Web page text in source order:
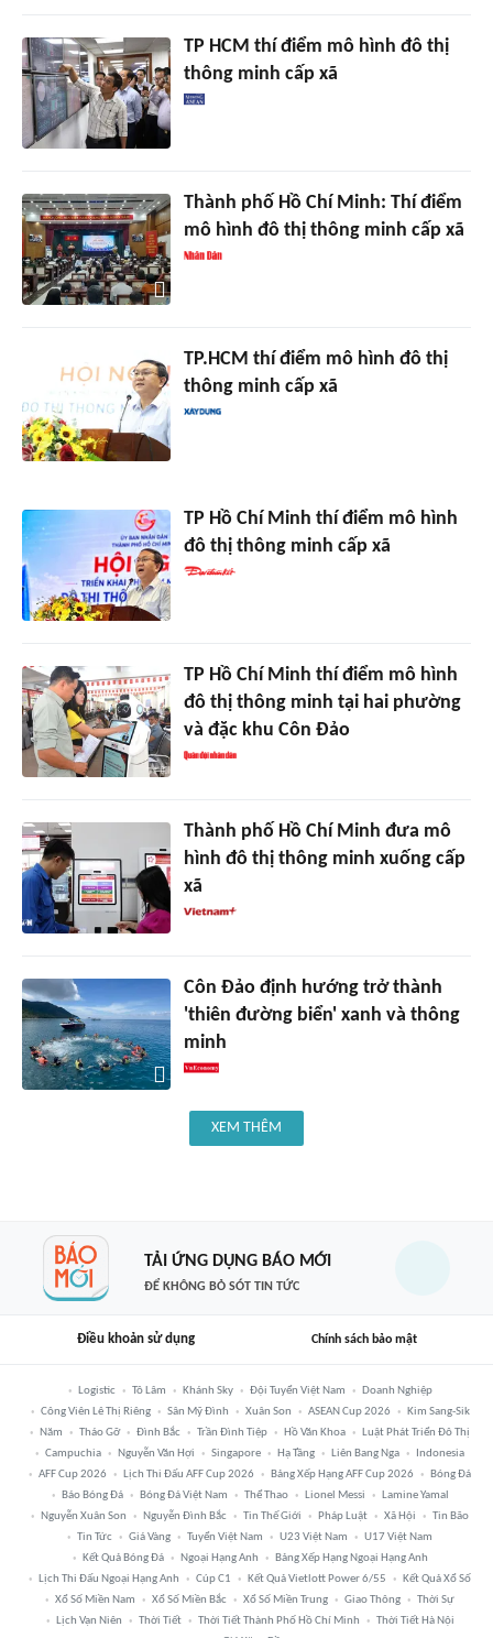
TP HCM thí điểm mô hình đô thị
thông minh cấp xã
Thành phố Hồ Chí Minh: Thí điểm
mô hình đô thị thông minh cấp xã
TP.HCM thí điểm mô hình đô thị
thông minh cấp xã
TP Hồ Chí Minh thí điểm mô hình
đô thị thông minh cấp xã
TP Hồ Chí Minh thí điểm mô hình
đô thị thông minh tại hai phường
và đặc khu Côn Đảo
Thành phố Hồ Chí Minh đưa mô
hình đô thị thông minh xuống cấp
xã
Côn Đảo định hướng trở thành
'thiên đường biển' xanh và thông
minh
XEM THÊM
TẢI ỨNG DỤNG BÁO MỚI
ĐỂ KHÔNG BỎ SÓT TIN TỨC
Điều khoản sử dụng Chính sách bảo mật
Logistic Tô Lâm Khánh Sky Đội Tuyển Việt Nam
Doanh Nghiệp
Công Viên Lê Thị Riêng
Sân Mỹ Đình Xuân Son ASEAN Cup 2026
Kim Sang-Sik
Năm
Tháo Gỡ Đình Bắc Trần Đình Tiệp Hồ Văn Khoa
Luật Phát Triển Đô Thị
Campuchia
Nguyễn Văn Hợi Singapore Hạ Tầng Liên Bang Nga
Indonesia
AFF Cup 2026
Lịch Thi Đấu AFF Cup 2026 Bảng Xếp Hạng AFF Cup 2026
Bóng Đá
Báo Bóng Đá
Bóng Đá Việt Nam Thể Thao Lionel Messi
Lamine Yamal
Nguyễn Xuân Son
Nguyễn Đình Bắc Tin Thế Giới Pháp Luật Xã Hội
Tin Bão
Tin Tức
Giá Vàng Tuyển Việt Nam U23 Việt Nam
U17 Việt Nam
Kết Quả Bóng Đá
Ngoại Hạng Anh
Bảng Xếp Hạng Ngoại Hạng Anh
Lịch Thi Đấu Ngoại Hạng Anh
Cúp C1 Kết Quả Vietlott Power 6/55
Kết Quả Xổ Số
Xổ Số Miền Nam
Xổ Số Miền Bắc Xổ Số Miền Trung Giao Thông
Thời Sự
Lịch Vạn Niên
Thời Tiết Thời Tiết Thành Phố Hồ Chí Minh
Thời Tiết Hà Nội